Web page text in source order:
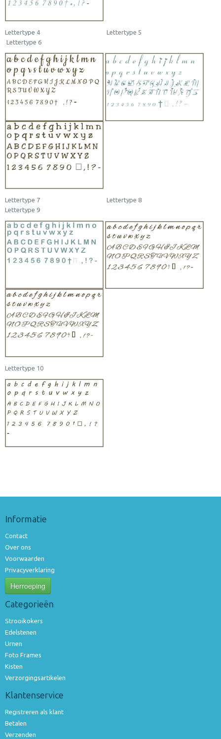
Lettertype 4 Lettertype 5
Lettertype 6
Lettertype 7 Lettertype 8
Lettertype 9
Lettertype 10
Informatie
Contact
Over ons
Voorwaarden
Privacyverklaring
Herroeping
Categorieën
Strooikokers
Edelstenen
Urnen
Foto Frames
Kisten
Verzorgingsartikelen
Klantenservice
Registreren als klant
Betalen
Verzenden